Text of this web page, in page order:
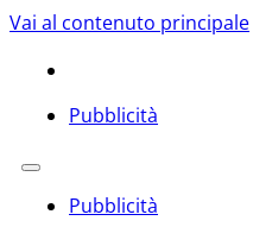
Vai al contenuto principale
Pubblicità
Pubblicità